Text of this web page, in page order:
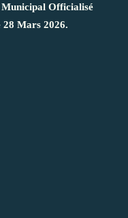
Municipal Officialisé
28 Mars 2026.